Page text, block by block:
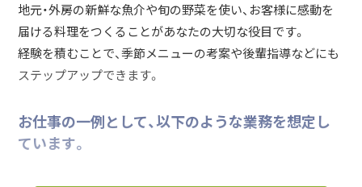
地元・外房の新鮮な魚介や旬の野菜を使い、お客様に感動を
届ける料理をつくることがあなたの大切な役目です。
経験を積むことで、季節メニューの考案や後輩指導などにも
ステップアップできます。
お仕事の一例として、以下のような業務を想定し
ています。